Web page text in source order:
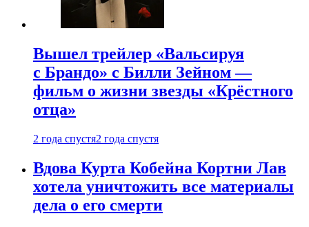
Вышел трейлер «Вальсируя
с Брандо» с Билли Зейном —
фильм о жизни звезды «Крёстного
отца»
2 года спустя2 года спустя
Вдова Курта Кобейна Кортни Лав
хотела уничтожить все материалы
дела о его смерти